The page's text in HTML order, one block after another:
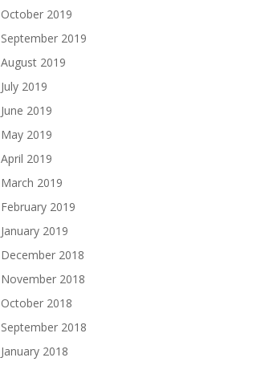
October 2019
September 2019
August 2019
July 2019
June 2019
May 2019
April 2019
March 2019
February 2019
January 2019
December 2018
November 2018
October 2018
September 2018
January 2018